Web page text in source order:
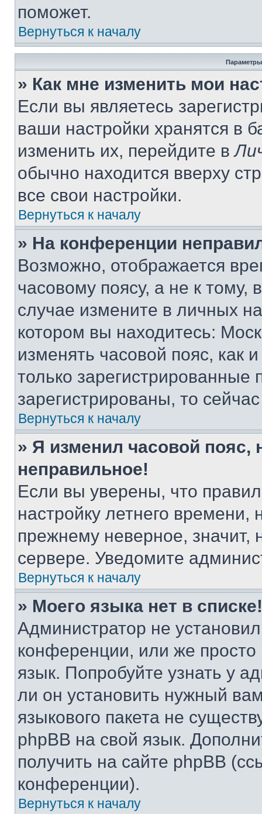
поможет.
Вернуться к началу
Параметры
» Как мне изменить мои
Если вы являетесь
ваши настройки хранятся в
изменить их, перейдите в
обычно находится вверху
все свои настройки.
Вернуться к началу
» На конференции
Возможно, отображается
часовому поясу, а не к тому,
случае измените в личных
котором вы находитесь:
изменять часовой пояс, как
только
зарегистрированы, то
Вернуться к началу
» Я изменил часовой пояс,
неправильное!
Если вы уверены, что
настройку летнего
прежнему неверное, значит,
сервере. Уведомите
Вернуться к началу
» Моего языка нет в списке!
Администратор не
конференции, или же
язык. Попробуйте узнать у
ли он установить нужный
языкового пакета не
phpBB на свой язык.
получить на сайте phpBB
конференции).
Вернуться к началу